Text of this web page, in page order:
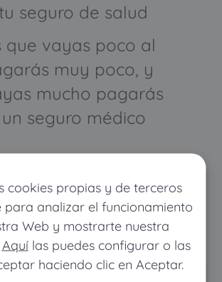
cookies propias y de terceros
para analizar el funcionamiento
Web y mostrarte nuestra
Aquílas puedes configurar o las
haciendo clic en Aceptar.
seguro de salud
que vayas poco al
muy poco, y
mucho pagarás
seguro médico